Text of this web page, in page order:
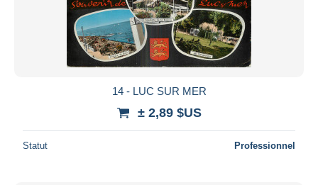
14 - LUC SUR MER
± 2,89 $US
Statut Professionnel